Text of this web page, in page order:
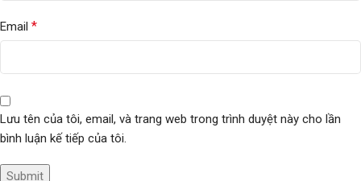
Email *
Lưu tên của tôi, email, và trang web trong trình duyệt này cho lần
bình luận kế tiếp của tôi.